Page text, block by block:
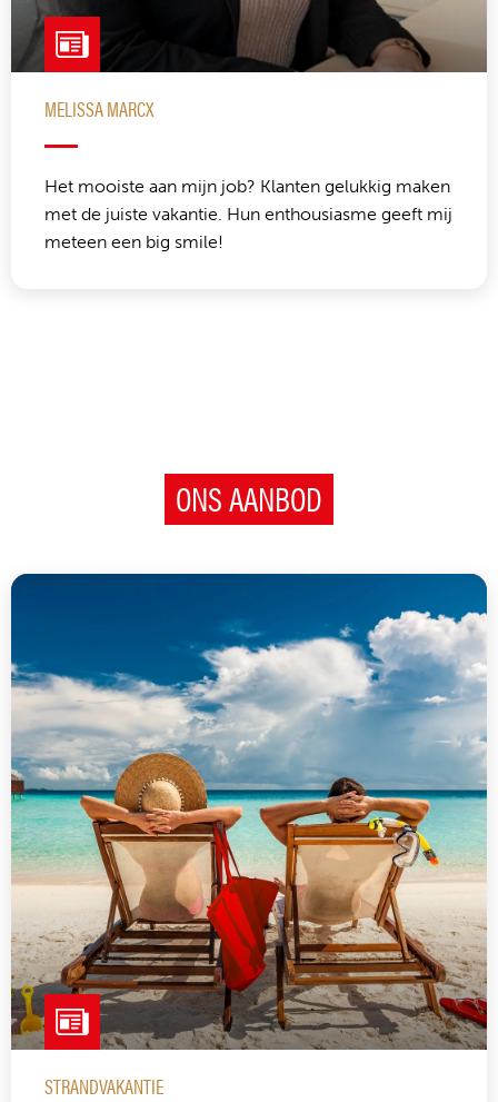
MELISSA MARCX
Het mooiste aan mijn job? Klanten gelukkig maken
met de juiste vakantie. Hun enthousiasme geeft mij
meteen een big smile!
ONS AANBOD
STRANDVAKANTIE